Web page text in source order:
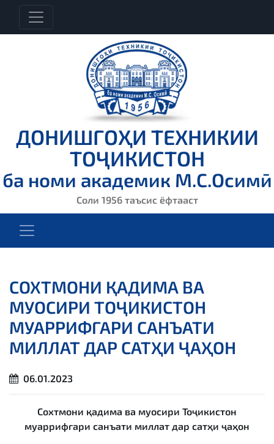
ДОНИШГОҲИ ТЕХНИКИИ
ТОҶИКИСТОН
ба номи академик М.С.Осимӣ
Соли 1956 таъсис ёфтааст
СОХТМОНИ ҚАДИМА ВА
МУОСИРИ ТОҶИКИСТОН
МУАРРИФГАРИ САНЪАТИ
МИЛЛАТ ДАР САТҲИ ҶАҲОН
06.01.2023
Сохтмони қадима ва муосири Тоҷикистон
муаррифгари санъати миллат дар сатҳи ҷаҳон